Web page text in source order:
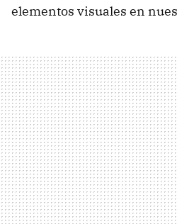
elementos visuales en